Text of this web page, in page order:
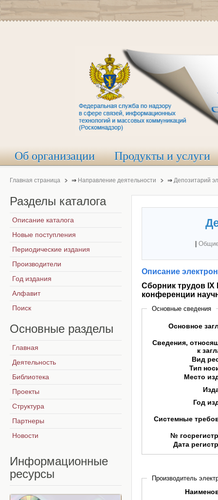
Об организации Продукты и услуги
Главная страница ⇒ Направление деятельности ⇒ Депозитарий
Описание
Сборник трудов IX
конференции
Основные сведения
Основное
Сведения,
к
Вид
Тип
Место
Год
Системные
№
Дата
Производитель
Разделы каталога
Описание каталога
Новые поступления
Периодические издания
Производители
Год издания
Алфавит
Поиск
Основные разделы
Главная
Деятельность
Библиотека
Проекты
Структура
Партнеры
Новости
Информационные
ресурсы